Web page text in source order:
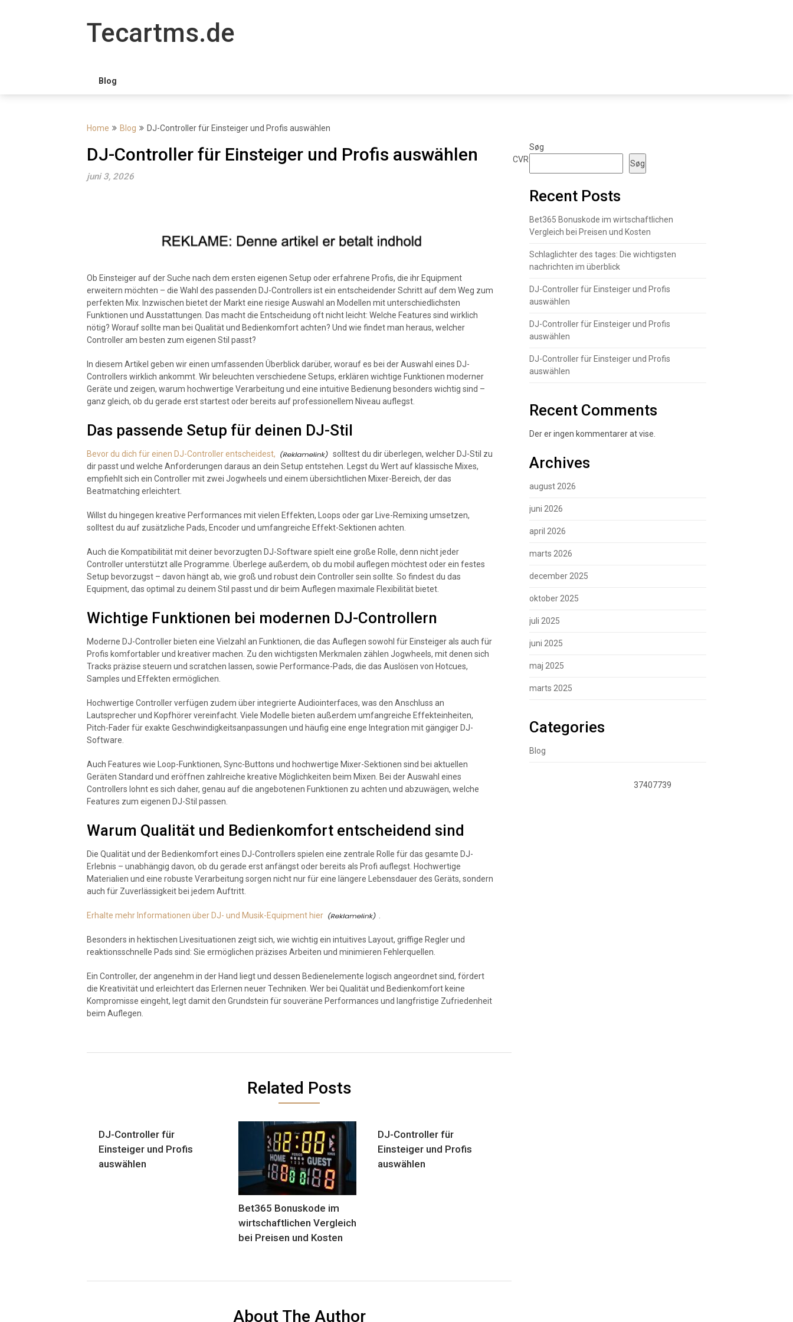
Tecartms.de
Blog
Home Blog DJ-Controller für Einsteiger und Profis auswählen
DJ-Controller für Einsteiger und Profis auswählen
juni 3, 2026
Ob Einsteiger auf der Suche nach dem ersten eigenen Setup oder erfahrene Profis, die ihr Equipment
erweitern möchten – die Wahl des passenden DJ-Controllers ist ein entscheidender Schritt auf dem Weg zum
perfekten Mix. Inzwischen bietet der Markt eine riesige Auswahl an Modellen mit unterschiedlichsten
Funktionen und Ausstattungen. Das macht die Entscheidung oft nicht leicht: Welche Features sind wirklich
nötig? Worauf sollte man bei Qualität und Bedienkomfort achten? Und wie findet man heraus, welcher
Controller am besten zum eigenen Stil passt?
In diesem Artikel geben wir einen umfassenden Überblick darüber, worauf es bei der Auswahl eines DJ-
Controllers wirklich ankommt. Wir beleuchten verschiedene Setups, erklären wichtige Funktionen moderner
Geräte und zeigen, warum hochwertige Verarbeitung und eine intuitive Bedienung besonders wichtig sind –
ganz gleich, ob du gerade erst startest oder bereits auf professionellem Niveau auflegst.
Das passende Setup für deinen DJ-Stil
Bevor du dich für einen DJ-Controller entscheidest,
solltest du dir überlegen, welcher DJ-Stil zu
dir passt und welche Anforderungen daraus an dein Setup entstehen. Legst du Wert auf klassische Mixes,
empfiehlt sich ein Controller mit zwei Jogwheels und einem übersichtlichen Mixer-Bereich, der das
Beatmatching erleichtert.
Willst du hingegen kreative Performances mit vielen Effekten, Loops oder gar Live-Remixing umsetzen,
solltest du auf zusätzliche Pads, Encoder und umfangreiche Effekt-Sektionen achten.
Auch die Kompatibilität mit deiner bevorzugten DJ-Software spielt eine große Rolle, denn nicht jeder
Controller unterstützt alle Programme. Überlege außerdem, ob du mobil auflegen möchtest oder ein festes
Setup bevorzugst – davon hängt ab, wie groß und robust dein Controller sein sollte. So findest du das
Equipment, das optimal zu deinem Stil passt und dir beim Auflegen maximale Flexibilität bietet.
Wichtige Funktionen bei modernen DJ-Controllern
Moderne DJ-Controller bieten eine Vielzahl an Funktionen, die das Auflegen sowohl für Einsteiger als auch für
Profis komfortabler und kreativer machen. Zu den wichtigsten Merkmalen zählen Jogwheels, mit denen sich
Tracks präzise steuern und scratchen lassen, sowie Performance-Pads, die das Auslösen von Hotcues,
Samples und Effekten ermöglichen.
Hochwertige Controller verfügen zudem über integrierte Audiointerfaces, was den Anschluss an
Lautsprecher und Kopfhörer vereinfacht. Viele Modelle bieten außerdem umfangreiche Effekteinheiten,
Pitch-Fader für exakte Geschwindigkeitsanpassungen und häufig eine enge Integration mit gängiger DJ-
Software.
Auch Features wie Loop-Funktionen, Sync-Buttons und hochwertige Mixer-Sektionen sind bei aktuellen
Geräten Standard und eröffnen zahlreiche kreative Möglichkeiten beim Mixen. Bei der Auswahl eines
Controllers lohnt es sich daher, genau auf die angebotenen Funktionen zu achten und abzuwägen, welche
Features zum eigenen DJ-Stil passen.
Warum Qualität und Bedienkomfort entscheidend sind
Die Qualität und der Bedienkomfort eines DJ-Controllers spielen eine zentrale Rolle für das gesamte DJ-
Erlebnis – unabhängig davon, ob du gerade erst anfängst oder bereits als Profi auflegst. Hochwertige
Materialien und eine robuste Verarbeitung sorgen nicht nur für eine längere Lebensdauer des Geräts, sondern
auch für Zuverlässigkeit bei jedem Auftritt.
Erhalte mehr Informationen über DJ- und Musik-Equipment hier
Besonders in hektischen Livesituationen zeigt sich, wie wichtig ein intuitives Layout, griffige Regler und
reaktionsschnelle Pads sind: Sie ermöglichen präzises Arbeiten und minimieren Fehlerquellen.
Ein Controller, der angenehm in der Hand liegt und dessen Bedienelemente logisch angeordnet sind, fördert
die Kreativität und erleichtert das Erlernen neuer Techniken. Wer bei Qualität und Bedienkomfort keine
Kompromisse eingeht, legt damit den Grundstein für souveräne Performances und langfristige Zufriedenheit
beim Auflegen.
Related Posts
DJ-Controller für
Einsteiger und Profis
auswählen
Bet365 Bonuskode im
wirtschaftlichen Vergleich
bei Preisen und Kosten
DJ-Controller für
Einsteiger und Profis
auswählen
About The Author
Søg
Søg
Recent Posts
Bet365 Bonuskode im wirtschaftlichen
Vergleich bei Preisen und Kosten
Schlaglichter des tages: Die wichtigsten
nachrichten im überblick
DJ-Controller für Einsteiger und Profis
auswählen
DJ-Controller für Einsteiger und Profis
auswählen
DJ-Controller für Einsteiger und Profis
auswählen
Recent Comments
Der er ingen kommentarer at vise.
Archives
august 2026
juni 2026
april 2026
marts 2026
december 2025
oktober 2025
juli 2025
juni 2025
maj 2025
marts 2025
Categories
Blog
CVR
37407739